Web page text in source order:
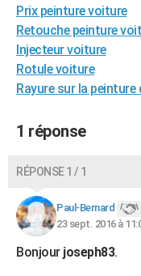
Art de vivre
Bien-être
Loisirs
Mode
Modes de vie
SANTE
Alimentation
Guide de la santé
Maladies
Médicaments
Sommeil
VOYAGE
Destinations
City break
Voyage nature
Voyage de noces
Forum
Climat
+PHOTO
BONS PLANS
CARTE DE VOEUX
Carte de Noël
Carte Bonne année
Carte Saint-Valentin
Carte Pâques
Carte d'anniversaire
DICTIONNAIRE
Dictionnaire
Biographies
Citations
Expressions
Proverbes
Prix peinture voiture
Retouche peinture
Injecteur voiture
Rotule voiture
Rayure sur la peinture
1 réponse
RÉPONSE 1 / 1
Paul-Bernard
23 sept. 2016 à
Bonjour joseph83.